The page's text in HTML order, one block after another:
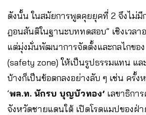
ดังนั้น ในสมัยการพูดคุยยุคที่ 2 จึงไม่มี
ฎอนสันติในฐานะบททดสอบ” เชิงเวลา
แต่มุ่งมั่นพัฒนาการจัดตั้งและกลไกขอ
(safety zone) ให้เป็นรูปธรรมแทน แล
บ้างก็เป็นข้อตกลงอย่างลับ ๆ เช่น ครั้ง
‘พล.ท. นักรบ บุญบัวทอง’ เลขาธิกา
จังหวัดชายแดนใต้ เปิดโรดแมปของฝ่